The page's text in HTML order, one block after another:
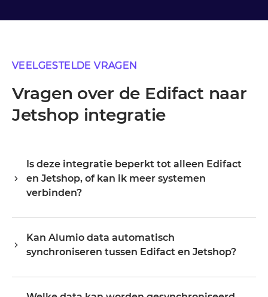
VEELGESTELDE VRAGEN
Vragen over de Edifact naar
Jetshop integratie
Is deze integratie beperkt tot alleen Edifact
en Jetshop, of kan ik meer systemen
verbinden?
verbonden zijn, breid je hetzelfde platform uit naar je
ERP, PIM, WMS, CRM of een ander systeem in je
hergebruikt in plaats van opnieuw te beginnen.
Organisaties starten doorgaans met één of twee
Kan Alumio data automatisch
synchroniseren tussen Edifact en Jetshop?